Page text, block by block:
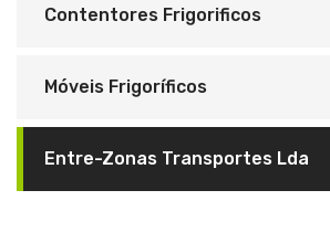
Contentores Frigorificos
Móveis Frigoríficos
Entre-Zonas Transportes Lda